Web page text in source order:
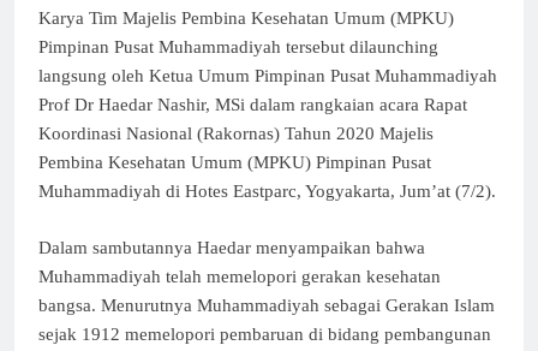
Karya Tim Majelis Pembina Kesehatan Umum (MPKU)
Pimpinan Pusat Muhammadiyah tersebut dilaunching
langsung oleh Ketua Umum Pimpinan Pusat Muhammadiyah
Prof Dr Haedar Nashir, MSi dalam rangkaian acara Rapat
Koordinasi Nasional (Rakornas) Tahun 2020 Majelis
Pembina Kesehatan Umum (MPKU) Pimpinan Pusat
Muhammadiyah di Hotes Eastparc, Yogyakarta, Jum’at (7/2).
Dalam sambutannya Haedar menyampaikan bahwa
Muhammadiyah telah memelopori gerakan kesehatan
bangsa. Menurutnya Muhammadiyah sebagai Gerakan Islam
sejak 1912 memelopori pembaruan di bidang pembangunan